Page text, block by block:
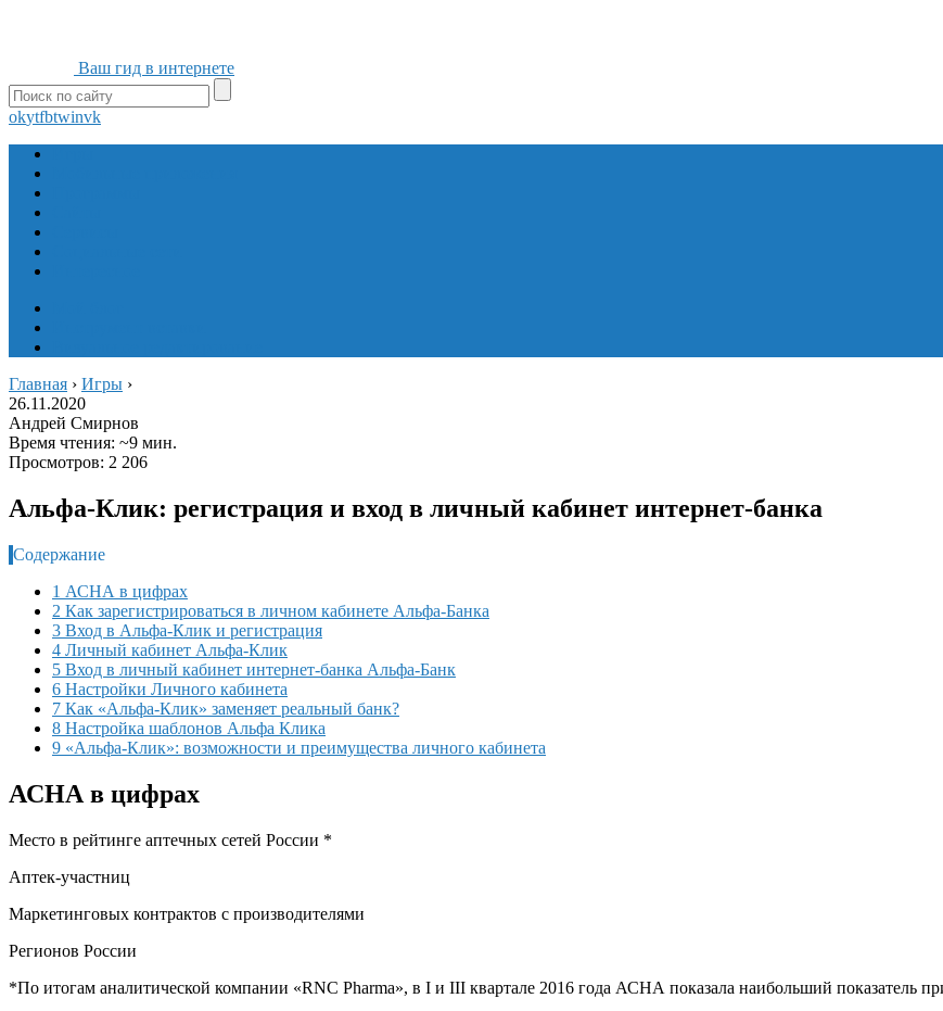
Ваш гид в интернете
okytfbtwinvk
Главная › Игры ›
26.11.2020
Андрей Смирнов
Время чтения: ~9 мин.
Просмотров: 2 206
Альфа-Клик: регистрация и вход в личный кабинет интернет-банка
Содержание
1 АСНА в цифрах
2 Как зарегистрироваться в личном кабинете Альфа-Банка
3 Вход в Альфа-Клик и регистрация
4 Личный кабинет Альфа-Клик
5 Вход в личный кабинет интернет-банка Альфа-Банк
6 Настройки Личного кабинета
7 Как «Альфа-Клик» заменяет реальный банк?
8 Настройка шаблонов Альфа Клика
9 «Альфа-Клик»: возможности и преимущества личного кабинета
АСНА в цифрах
Место в рейтинге аптечных сетей России *
Аптек-участниц
Маркетинговых контрактов с производителями
Регионов России
*По итогам аналитической компании «RNC Pharma», в I и III квартале 2016 года АСНА показала наибольший показатель